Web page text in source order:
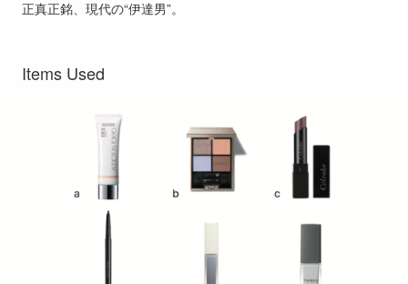
正真正銘、現代の“伊達男”。
Items Used